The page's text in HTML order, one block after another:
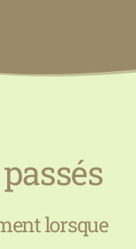
lorsque